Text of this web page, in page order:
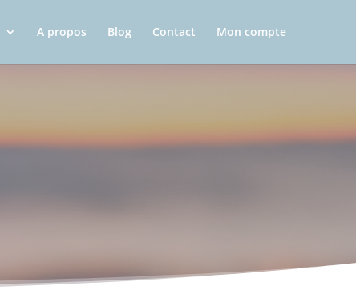
A propos Blog Contact Mon compte